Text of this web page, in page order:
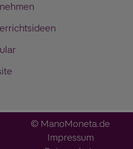
ManoMoneta.de
Impressum